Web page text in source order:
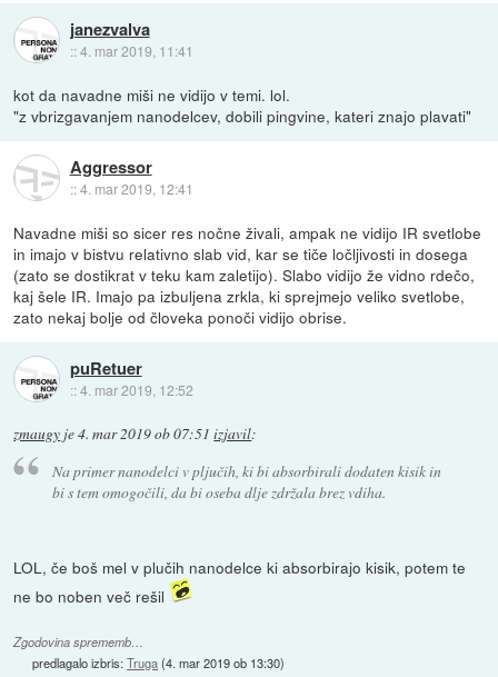
janezvalva
::4. mar 2019, 11:41
kot da navadne miši ne vidijo v temi. lol.
"z vbrizgavanjem nanodelcev, dobili pingvine, kateri znajo plavati"
Aggressor
::4. mar 2019, 12:41
Navadne miši so sicer res nočne živali, ampak ne vidijo IR svetlobe
in imajo v bistvu relativno slab vid, kar se tiče ločljivosti in dosega
(zato se dostikrat v teku kam zaletijo). Slabo vidijo že vidno rdečo,
kaj šele IR. Imajo pa izbuljena zrkla, ki sprejmejo veliko svetlobe,
zato nekaj bolje od človeka ponoči vidijo obrise.
puRetuer
::4. mar 2019, 12:52
zmaugy je4. mar 2019 ob 07:51 izjavil:
Na primer nanodelci v pljučih, ki bi absorbirali dodaten kisik in
bi s tem omogočili, da bi oseba dlje zdržala brez vdiha.
LOL, če boš mel v plučih nanodelce ki absorbirajo kisik, potem te
ne bo noben več rešil
Zgodovina sprememb…
predlagalo izbris:Truga(4. mar 2019 ob 13:30)